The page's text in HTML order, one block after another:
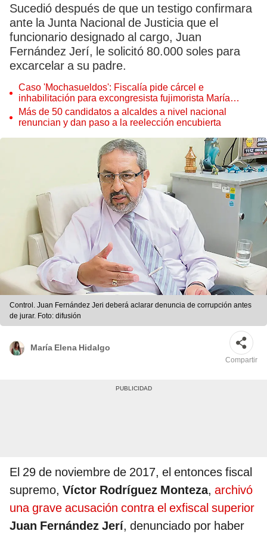
Sucedió después de que un testigo confirmara
ante la Junta Nacional de Justicia que el
funcionario designado al cargo, Juan
Fernández Jerí, le solicitó 80.000 soles para
excarcelar a su padre.
Caso 'Mochasueldos': Fiscalía pide cárcel e
inhabilitación para excongresista fujimorista María
Cordero Jon Tay
Más de 50 candidatos a alcaldes a nivel nacional
renuncian y dan paso a la reelección encubierta
Control. Juan Fernández Jeri deberá aclarar denuncia de corrupción antes
de jurar. Foto: difusión
María Elena Hidalgo
Compartir
El 29 de noviembre de 2017, el entonces fiscal
supremo, Víctor Rodríguez Monteza, archivó
una grave acusación contra el exfiscal superior
Juan Fernández Jerí, denunciado por haber